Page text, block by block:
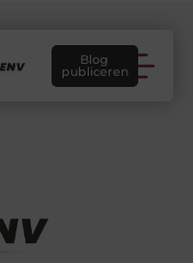
Blog
publiceren